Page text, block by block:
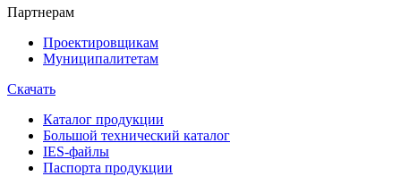
Партнерам
Проектировщикам
Муниципалитетам
Скачать
Каталог продукции
Большой технический каталог
IES-файлы
Паспорта продукции